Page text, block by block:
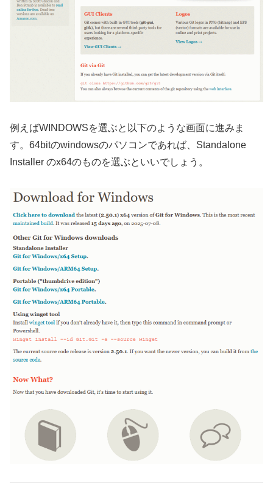
例えばWINDOWSを選ぶと以下のような画面に進みま
す。64bitのwindowsのパソコンであれば、Standalone
Installer のx64のものを選ぶといいでしょう。